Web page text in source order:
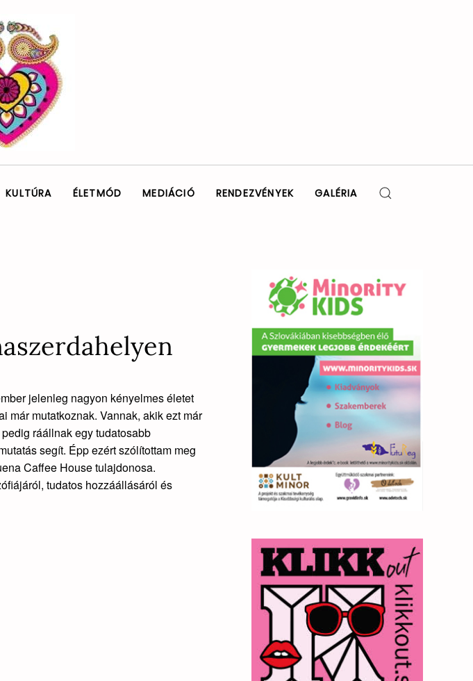
KULTÚRA ÉLETMÓD MEDIÁCIÓ RENDEZVÉNYEK GALÉRIA
jelenleg nagyon kényelmes életet
már mutatkoznak. Vannak, akik ezt már
ráállnak egy tudatosabb
segít. Épp ezért szólítottam meg
Caffee House tulajdonosa.
tudatos hozzáállásáról és